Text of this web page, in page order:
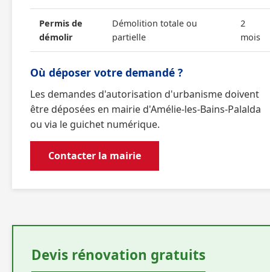
Permis de
démolir
Démolition totale ou
partielle
2
mois
Où déposer votre demandé ?
Les demandes d'autorisation d'urbanisme doivent
être déposées en mairie d'Amélie-les-Bains-Palalda
ou via le guichet numérique.
Contacter la mairie
Devis rénovation gratuits